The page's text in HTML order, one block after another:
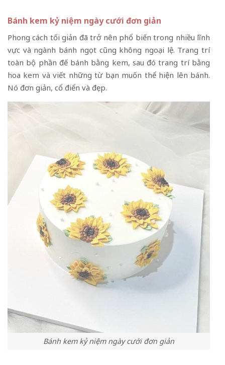
Bánh kem kỷ niệm ngày cưới đơn giản
Phong cách tối giản đã trở nên phổ biến trong nhiều lĩnh
vực và ngành bánh ngọt cũng không ngoại lệ. Trang trí
toàn bộ phần đế bánh bằng kem, sau đó trang trí bằng
hoa kem và viết những từ bạn muốn thể hiện lên bánh.
Nó đơn giản, cổ điển và đẹp.
Bánh kem kỷ niệm ngày cưới đơn giản